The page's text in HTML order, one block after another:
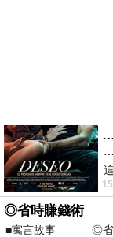
…
◎省時賺錢術
■寓言故事 ◎省